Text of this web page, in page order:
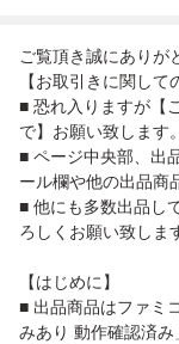
ご覧頂き誠にありが
【お取引きに関して
■ 恐れ入りますが【
で】お願い致します。
■ ページ中央部、出
ール欄や他の出品商
■ 他にも多数出品し
ろしくお願い致しま
【はじめに】
■ 出品商品はファミ
みあり 動作確認済み